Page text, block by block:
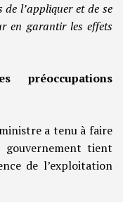
de l’appliquer et de se
en garantir les effets
a tenu à faire
gouvernement tient
de l’exploitation